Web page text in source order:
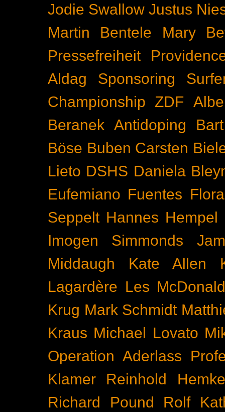
Jodie Swallow Justus
Martin Bentele
Mary
Pressefreiheit
Aldag
Sponsoring
Championship
ZDF
Beranek Antidoping
Böse Buben Carsten
Lieto DSHS Daniela
Eufemiano Fuentes
Seppelt Hannes Hempel
Imogen Simmonds
Middaugh
Kate Allen
Lagardère Les
Krug Mark Schmidt
Kraus Michael Lovato
Operation Aderlass
Klamer
Reinhold
Richard Pound
Rolf